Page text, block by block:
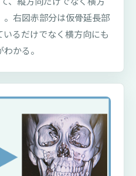
。右図赤部分は仮骨延長部
るだけでなく横方向にも
かる。